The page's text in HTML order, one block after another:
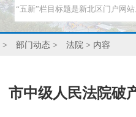
> 部门动态 > 法院 > 内容
市中级人民法院破